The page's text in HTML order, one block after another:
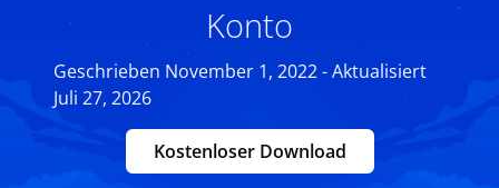
Konto
Geschrieben November 1, 2022 - Aktualisiert
Juli 27, 2026
Kostenloser Download